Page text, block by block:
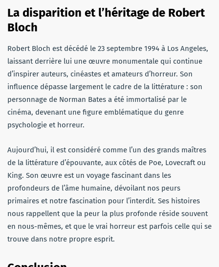
La disparition et l’héritage de Robert
Bloch
Robert Bloch est décédé le 23 septembre 1994 à Los Angeles,
laissant derrière lui une œuvre monumentale qui continue
d’inspirer auteurs, cinéastes et amateurs d’horreur. Son
influence dépasse largement le cadre de la littérature : son
personnage de Norman Bates a été immortalisé par le
cinéma, devenant une figure emblématique du genre
psychologie et horreur.
Aujourd’hui, il est considéré comme l’un des grands maîtres
de la littérature d’épouvante, aux côtés de Poe, Lovecraft ou
King. Son œuvre est un voyage fascinant dans les
profondeurs de l’âme humaine, dévoilant nos peurs
primaires et notre fascination pour l’interdit. Ses histoires
nous rappellent que la peur la plus profonde réside souvent
en nous-mêmes, et que le vrai horreur est parfois celle qui se
trouve dans notre propre esprit.